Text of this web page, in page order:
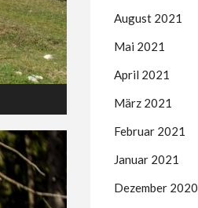
August 2021
Mai 2021
April 2021
März 2021
Februar 2021
Januar 2021
Dezember 2020